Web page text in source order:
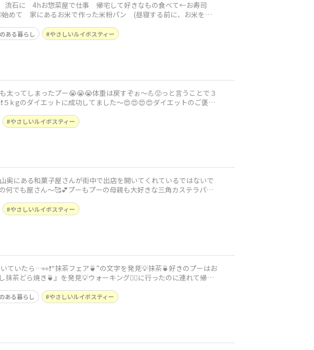
流石に 4hお惣菜屋で仕事 帰宅して好きなもの食べて←お寿司
て 家にあるお米で作った米粉パン (昼寝する前に、お米を研
ある暮らし やさしいルイボスティー
ってしまったプー😭😭😭体重は戻すぞぉ〜💪😡っと言うことで３
５k gのダイエットに成功してました〜😍😍😍😍ダイエットのご褒美
やさしいルイボスティー
奥にある和菓子屋さんが街中で出店を開いてくれているではないで
でも屋さん〜🥰💕プーもプーの母親も大好きな三角カステラパン
やさしいルイボスティー
ていたら…👀❗️“抹茶フェア🍵”の文字を発見💡抹茶🍵好きのプーはお
茶どら焼き🍵』を発見💡ウォーキング🚶‍♀️に行ったのに連れて帰っ
ある暮らし やさしいルイボスティー